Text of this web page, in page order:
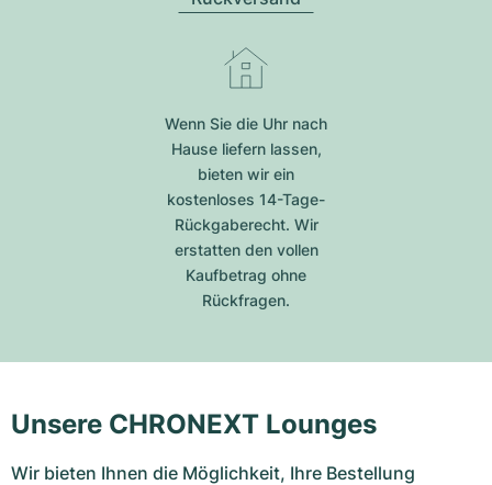
Wenn Sie die Uhr nach
Hause liefern lassen,
bieten wir ein
kostenloses 14-Tage-
Rückgaberecht. Wir
erstatten den vollen
Kaufbetrag ohne
Rückfragen.
Unsere CHRONEXT Lounges
Wir bieten Ihnen die Möglichkeit, Ihre Bestellung